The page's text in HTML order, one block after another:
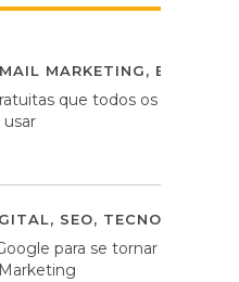
MARKETING,
que todos os
, SEO, TECNOLOGIA
para se tornar